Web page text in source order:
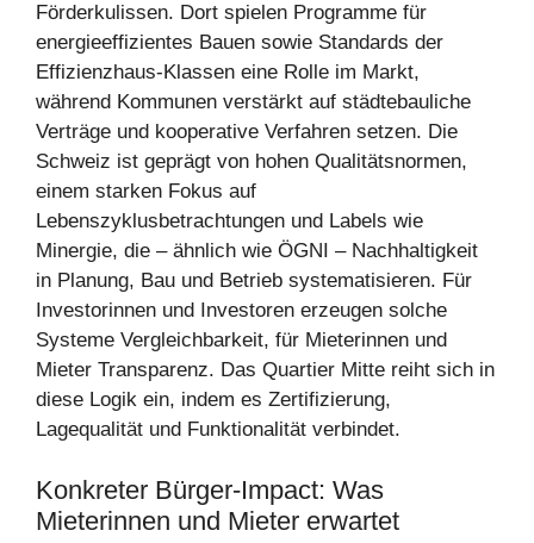
Förderkulissen. Dort spielen Programme für
energieeffizientes Bauen sowie Standards der
Effizienzhaus-Klassen eine Rolle im Markt,
während Kommunen verstärkt auf städtebauliche
Verträge und kooperative Verfahren setzen. Die
Schweiz ist geprägt von hohen Qualitätsnormen,
einem starken Fokus auf
Lebenszyklusbetrachtungen und Labels wie
Minergie, die – ähnlich wie ÖGNI – Nachhaltigkeit
in Planung, Bau und Betrieb systematisieren. Für
Investorinnen und Investoren erzeugen solche
Systeme Vergleichbarkeit, für Mieterinnen und
Mieter Transparenz. Das Quartier Mitte reiht sich in
diese Logik ein, indem es Zertifizierung,
Lagequalität und Funktionalität verbindet.
Konkreter Bürger-Impact: Was
Mieterinnen und Mieter erwartet